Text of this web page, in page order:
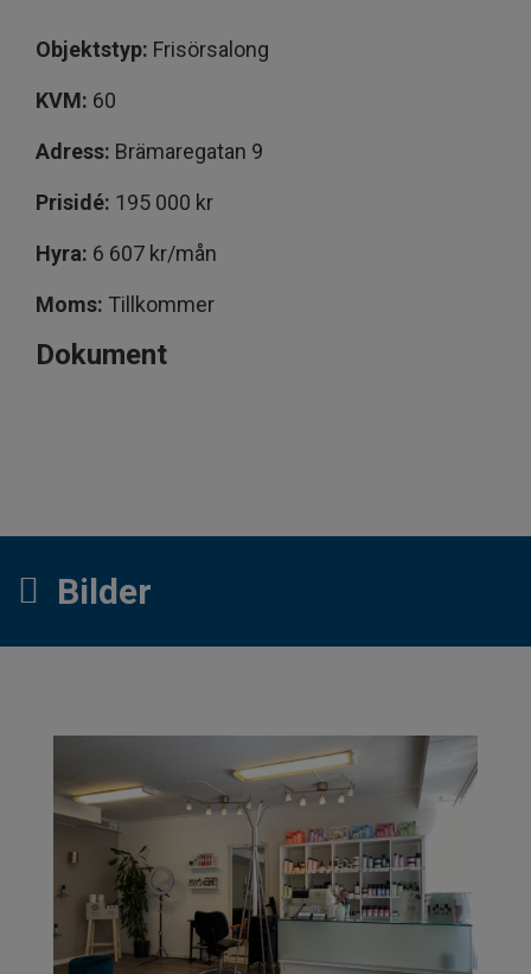
Objektstyp: Frisörsalong
KVM: 60
Adress: Brämaregatan 9
Prisidé: 195 000 kr
Hyra: 6 607 kr/mån
Moms: Tillkommer
Dokument
Bilder